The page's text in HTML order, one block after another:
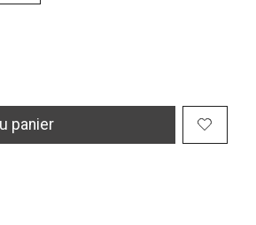
panier